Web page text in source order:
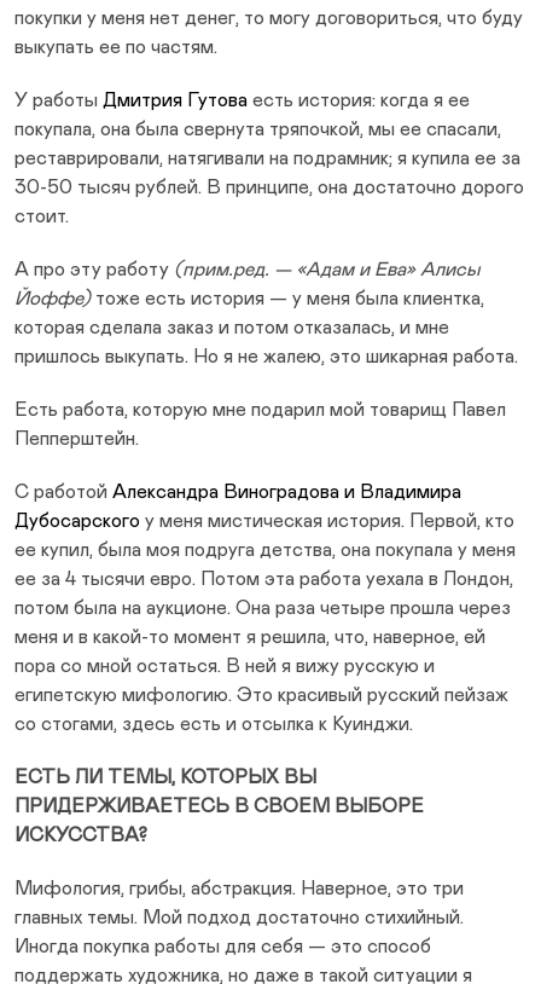
покупки у меня нет денег, то могу договориться, что буду
выкупать ее по частям.
У работы Дмитрия Гутова есть история: когда я ее
покупала, она была свернута тряпочкой, мы ее спасали,
реставрировали, натягивали на подрамник; я купила ее за
30-50 тысяч рублей. В принципе, она достаточно дорого
стоит.
А про эту работу (прим.ред. — «Адам и Ева» Алисы
Йоффе)тоже есть история — у меня была клиентка,
которая сделала заказ и потом отказалась, и мне
пришлось выкупать. Но я не жалею, это шикарная работа.
Есть работа, которую мне подарил мой товарищ Павел
Пепперштейн.
С работой Александра Виноградова и Владимира
Дубосарского у меня мистическая история. Первой, кто
ее купил, была моя подруга детства, она покупала у меня
ее за 4 тысячи евро. Потом эта работа уехала в Лондон,
потом была на аукционе. Она раза четыре прошла через
меня и в какой-то момент я решила, что, наверное, ей
пора со мной остаться. В ней я вижу русскую и
египетскую мифологию. Это красивый русский пейзаж
со стогами, здесь есть и отсылка к Куинджи.
ЕСТЬ ЛИ ТЕМЫ, КОТОРЫХ ВЫ
ПРИДЕРЖИВАЕТЕСЬ В СВОЕМ ВЫБОРЕ
ИСКУССТВА?
Мифология, грибы, абстракция. Наверное, это три
главных темы. Мой подход достаточно стихийный.
Иногда покупка работы для себя — это способ
поддержать художника, но даже в такой ситуации я